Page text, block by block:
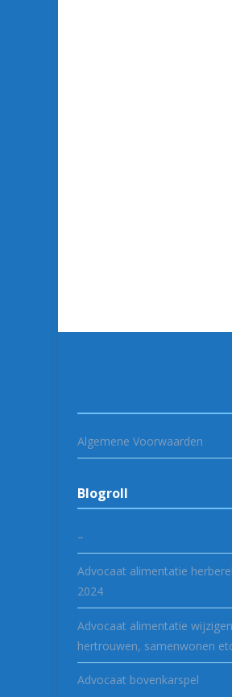
Algemene Voorwaarden
Blogroll
–
Advocaat alimentatie
2024
Advocaat alimentatie
hertrouwen, samenwonen
Advocaat bovenkarspel